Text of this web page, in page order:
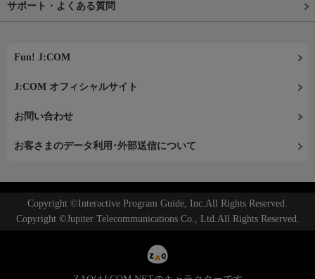
サポート・よくある質問
Fun! J:COM
J:COM オフィシャルサイト
お問い合わせ
お客さまのデータ利用･外部送信について
Copyright ©Interactive Program Guide, Inc.All Rights Reserved.
Copyright ©Jupiter Telecommunications Co., Ltd.All Rights Reserved.